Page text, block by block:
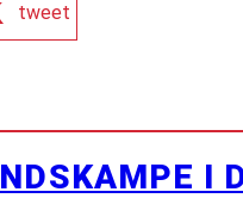
tweet
I